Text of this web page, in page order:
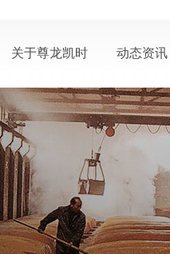
关于尊龙凯时
公司概况
尊龙凯时荣誉
联系尊龙凯时 - 人
生就是搏!-z6com
动态资讯
公司动态
媒体报道
活动信息
视频中心